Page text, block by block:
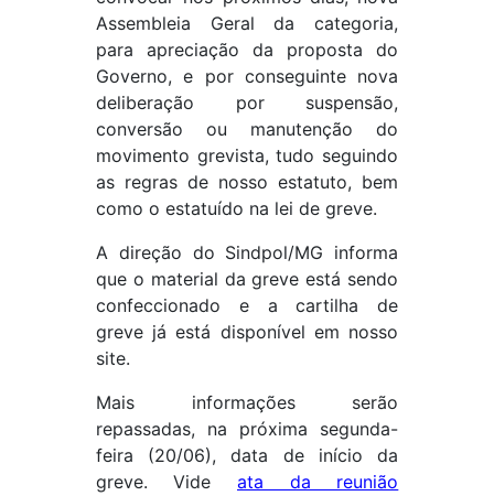
Assembleia Geral da categoria,
para apreciação da proposta do
Governo, e por conseguinte nova
deliberação por suspensão,
conversão ou manutenção do
movimento grevista, tudo seguindo
as regras de nosso estatuto, bem
como o estatuído na lei de greve.
A direção do Sindpol/MG informa
que o material da greve está sendo
confeccionado e a cartilha de
greve já está disponível em nosso
site.
Mais informações serão
repassadas, na próxima segunda-
feira (20/06), data de início da
greve. Vide ata da reunião